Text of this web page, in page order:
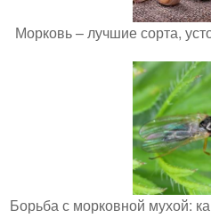
Морковь – лучшие сорта,
Борьба с морковной мухой: